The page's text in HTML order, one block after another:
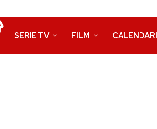
SERIE TV FILM CALENDARI